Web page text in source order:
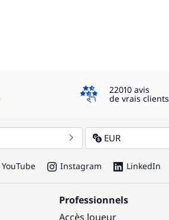
4.3
22010 avis
de vrais clients
EUR
YouTube Instagram LinkedIn
Professionnels
Accès loueur